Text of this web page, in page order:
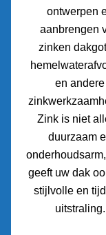
ontwerpen
aanbrengen
zinken
en andere
Zink is niet
duurzaam
geeft uw dak
stijlvolle en
uitstraling.